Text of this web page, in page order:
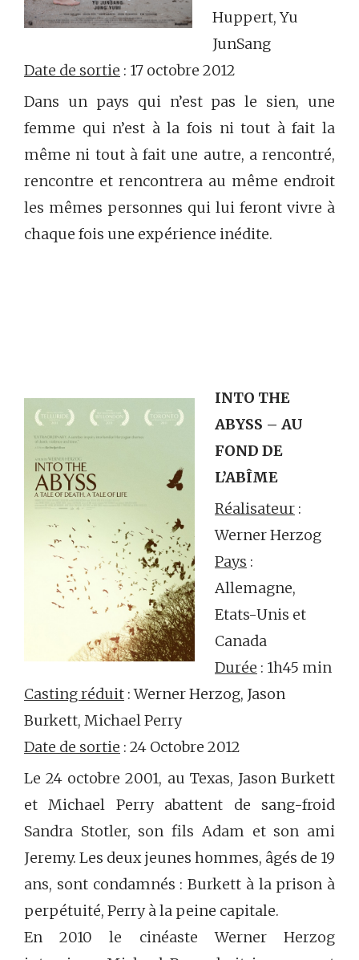
Huppert, Yu
JunSang
Date de sortie : 17 octobre 2012
Dans un pays qui n’est pas le sien, une
femme qui n’est à la fois ni tout à fait la
même ni tout à fait une autre, a rencontré,
rencontre et rencontrera au même endroit
les mêmes personnes qui lui feront vivre à
chaque fois une expérience inédite.
INTO THE
ABYSS – AU
FOND DE
L’ABÎME
Réalisateur :
Werner Herzog
Pays :
Allemagne,
Etats-Unis et
Canada
Durée : 1h45 min
Casting réduit : Werner Herzog, Jason
Burkett, Michael Perry
Date de sortie : 24 Octobre 2012
Le 24 octobre 2001, au Texas, Jason Burkett
et Michael Perry abattent de sang-froid
Sandra Stotler, son fils Adam et son ami
Jeremy. Les deux jeunes hommes, âgés de 19
ans, sont condamnés : Burkett à la prison à
perpétuité, Perry à la peine capitale.
En 2010 le cinéaste Werner Herzog